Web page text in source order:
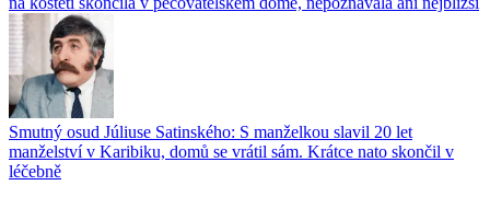
Smutný osud Júliuse Satinského: S manželkou slavil 20 let
manželství v Karibiku, domů se vrátil sám. Krátce nato skončil v
léčebně